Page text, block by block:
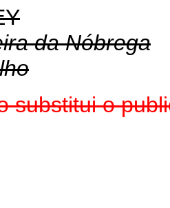
da Nóbrega
substitui o